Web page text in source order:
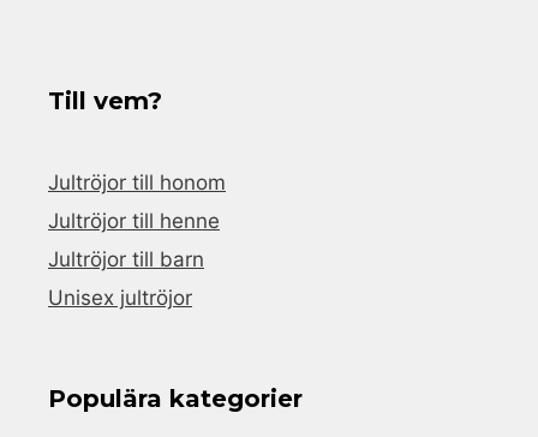
Till vem?
Jultröjor till honom
Jultröjor till henne
Jultröjor till barn
Unisex jultröjor
Populära kategorier